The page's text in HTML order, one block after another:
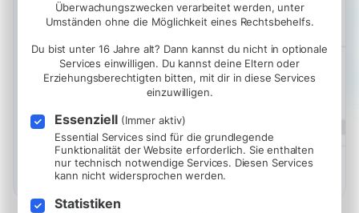
Überwachungszwecken verarbeitet werden, unter
Umständen ohne die Möglichkeit eines Rechtsbehelfs.
Du bist unter 16 Jahre alt? Dann kannst du nicht in optionale
Services einwilligen. Du kannst deine Eltern oder
Erziehungsberechtigten bitten, mit dir in diese Services
einzuwilligen.
Essenziell (Immer aktiv)
Essential Services sind für die grundlegende
Funktionalität der Website erforderlich. Sie enthalten
nur technisch notwendige Services. Diesen Services
kann nicht widersprochen werden.
Statistiken